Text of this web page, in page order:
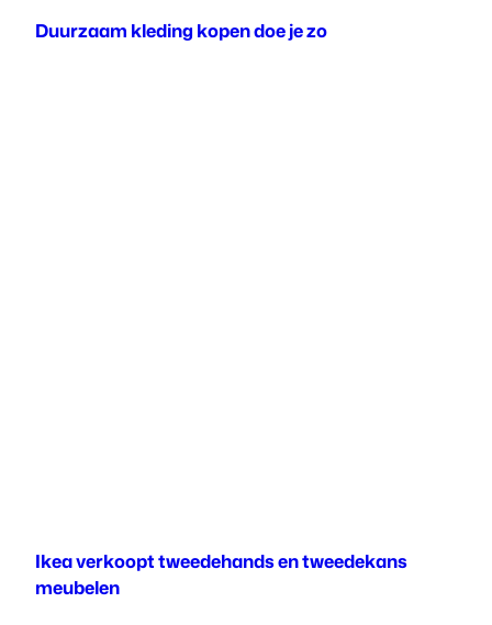
Duurzaam kleding kopen doe je zo
Ikea verkoopt tweedehands en tweedekans
meubelen